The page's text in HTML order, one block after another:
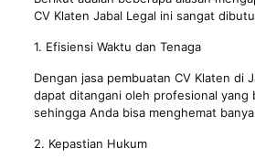
CV Klaten Jabal Legal ini sangat
1. Efisiensi Waktu dan Tenaga
Dengan jasa pembuatan CV Klaten di
dapat ditangani oleh profesional yang
sehingga Anda bisa menghemat
2. Kepastian Hukum